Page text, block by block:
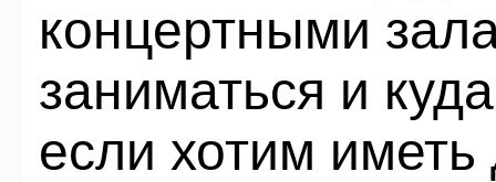
концертными
заниматься и
если хотим